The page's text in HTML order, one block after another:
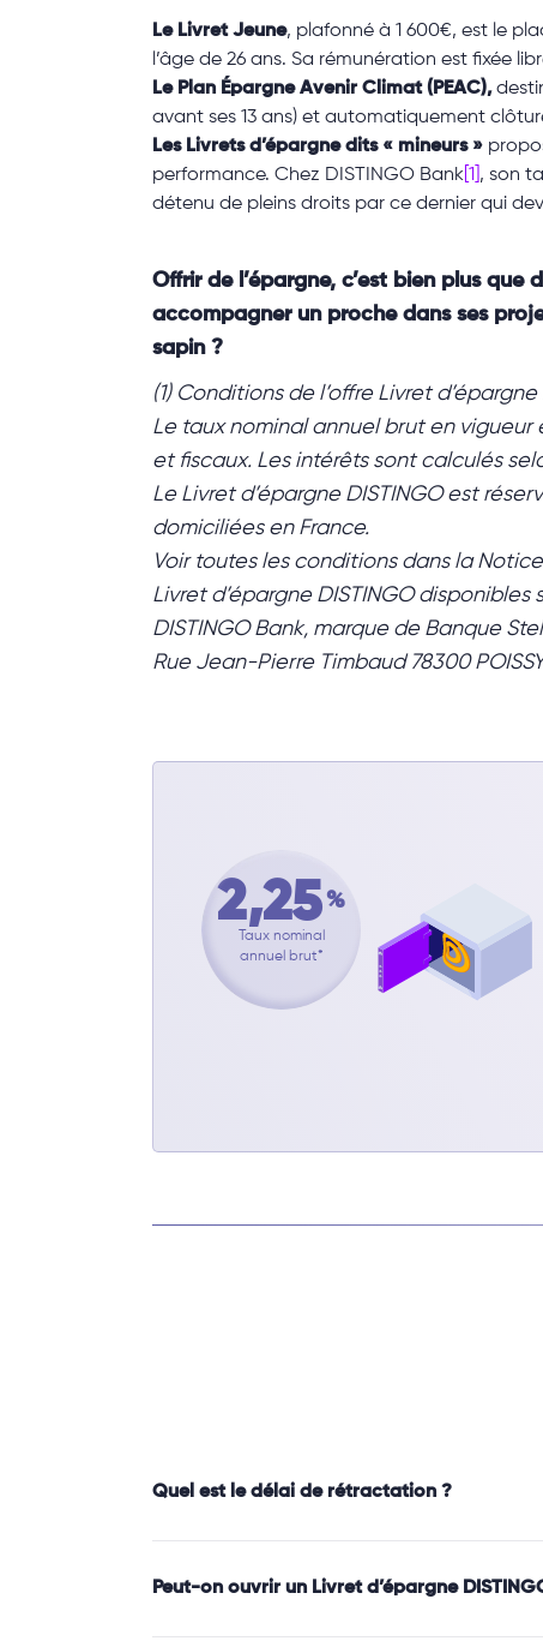
Le Livret Jeune, plafonné à 1 600€, est le
l’âge de 26 ans. Sa rémunération est fixée
Le Plan Épargne Avenir Climat (PEAC),
avant ses 13 ans) et automatiquement
Les Livrets d’épargne dits « mineurs »
performance. Chez DISTINGO Bank [1] , son
détenu de pleins droits par ce dernier qui
Offrir de l’épargne, c’est bien plus
accompagner un proche dans ses
sapin ?
(1) Conditions de l’offre Livret
Le taux nominal annuel brut en
et fiscaux. Les intérêts sont calculés
Le Livret d’épargne DISTINGO est
domiciliées en France.
Voir toutes les conditions dans la
Livret d’épargne DISTINGO disponibles
DISTINGO Bank, marque de Banque
Rue Jean-Pierre Timbaud 78300
2,25 %
Taux nominal
annuel brut*
Quel est le délai de rétractation ?
Peut-on ouvrir un Livret d’épargne